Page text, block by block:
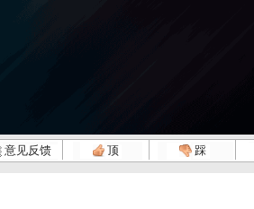
意见反馈 顶 踩